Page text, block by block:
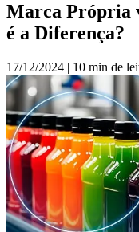
Marca Própria
é a Diferença?
17/12/2024 | 10 min de